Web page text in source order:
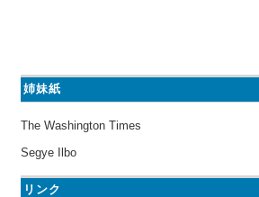
姉妹紙
The Washington Times
Segye Ilbo
リンク